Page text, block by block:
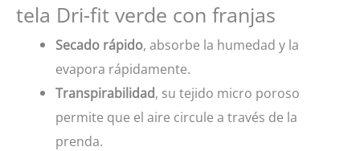
tela Dri-fit verde con franjas
Secado rápido, absorbe la humedad y la
evapora rápidamente.
Transpirabilidad, su tejido micro poroso
permite que el aire circule a través de la
prenda.